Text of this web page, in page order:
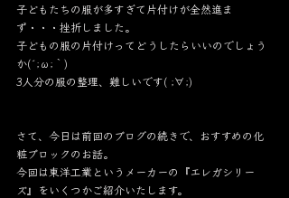
子どもたちの服が多すぎて片付けが全然進ま
ず・・・挫折しました。
子どもの服の片付けってどうしたらいいのでしょう
か(´;ω;｀)
3人分の服の整理、難しいです( ;∀;)
さて、今日は前回のブログの続きで、おすすめの化
粧ブロックのお話。
今回は東洋工業というメーカーの『エレガシリー
ズ』をいくつかご紹介いたします。